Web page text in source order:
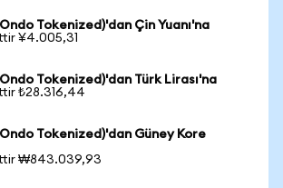
Tokenized)'dan Çin Yuanı'na
¥4.005,31
Tokenized)'dan Türk Lirası'na
₺28.316,44
Tokenized)'dan Güney Kore
₩843.039,93